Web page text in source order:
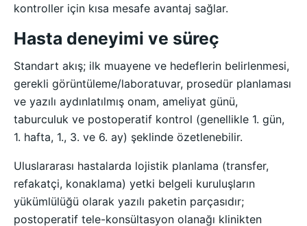
kontroller için kısa mesafe avantaj sağlar.
Hasta deneyimi ve süreç
Standart akış; ilk muayene ve hedeflerin belirlenmesi,
gerekli görüntüleme/laboratuvar, prosedür planlaması
ve yazılı aydınlatılmış onam, ameliyat günü,
taburculuk ve postoperatif kontrol (genellikle 1. gün,
1. hafta, 1., 3. ve 6. ay) şeklinde özetlenebilir.
Uluslararası hastalarda lojistik planlama (transfer,
refakatçi, konaklama) yetki belgeli kuruluşların
yükümlülüğü olarak yazılı paketin parçasıdır;
postoperatif tele-konsültasyon olanağı klinikten